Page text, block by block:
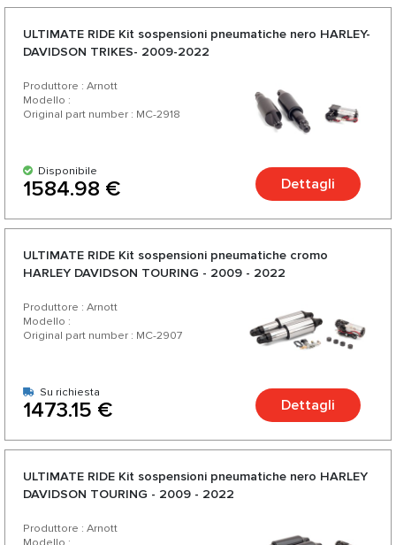
ULTIMATE RIDE Kit sospensioni pneumatiche nero HARLEY-
DAVIDSON TRIKES- 2009-2022
Produttore : Arnott
Modello :
Original part number : MC-2918
Disponibile
1584.98 € Dettagli
ULTIMATE RIDE Kit sospensioni pneumatiche cromo
HARLEY DAVIDSON TOURING - 2009 - 2022
Produttore : Arnott
Modello :
Original part number : MC-2907
Su richiesta
1473.15 € Dettagli
ULTIMATE RIDE Kit sospensioni pneumatiche nero HARLEY
DAVIDSON TOURING - 2009 - 2022
Produttore : Arnott